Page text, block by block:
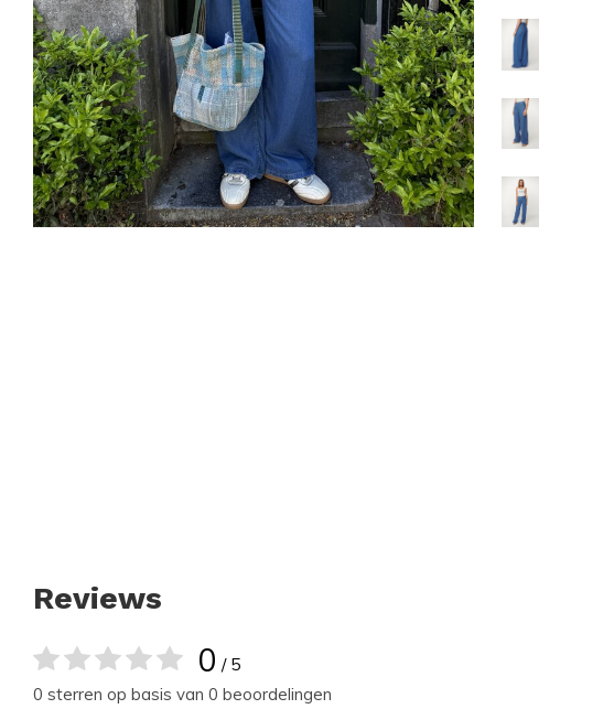
Reviews
0 / 5
0 sterren op basis van 0 beoordelingen